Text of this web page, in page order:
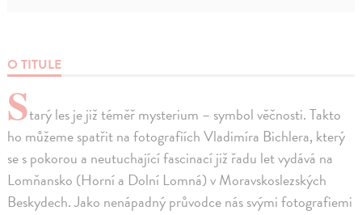
O TITULE
Starý les je již téměř mysterium – symbol věčnosti. Takto
ho můžeme spatřit na fotografiích Vladimíra Bichlera, který
se s pokorou a neutuchající fascinací již řadu let vydává na
Lomňansko (Horní a Dolní Lomná) v Moravskoslezských
Beskydech. Jako nenápadný průvodce nás svými fotografiemi